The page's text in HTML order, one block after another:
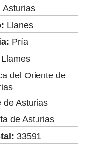
Asturias
Llanes
Pría
Llames
del Oriente de
de Asturias
de Asturias
33591